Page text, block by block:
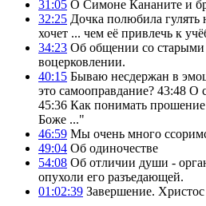
31:05 О Симоне Кананите и
32:25 Дочка полюбила гулять
хочет ... чем её привлечь к
34:23 Об общении со старыми
воцерковлении.
40:15 Бываю несдержан в
это самооправдание? 43:48
45:36 Как понимать
Боже ..."
46:59 Мы очень много
49:04 Об одиночестве
54:08 Об отличии души -
опухоли его разъедающей.
01:02:39 Завершение.